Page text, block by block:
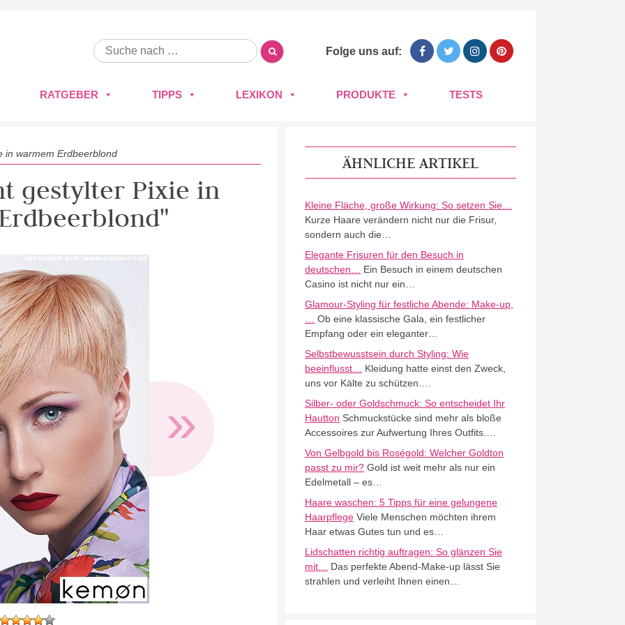
Folge uns auf:
RATGEBER TIPPS LEXIKON PRODUKTE TESTS
in warmem Erdbeerblond
gestylter Pixie in
»
ÄHNLICHE ARTIKEL
Kleine Fläche, große Wirkung: So setzen Sie…
Kurze Haare verändern nicht nur die Frisur,
sondern auch die…
Elegante Frisuren für den Besuch in
deutschen…
Ein Besuch in einem deutschen
Casino ist nicht nur ein…
Glamour-Styling für festliche Abende: Make-up,
Ob eine klassische Gala, ein festlicher
Empfang oder ein eleganter…
Selbstbewusstsein durch Styling: Wie
beeinflusst…
Kleidung hatte einst den Zweck,
uns vor Kälte zu schützen.…
Silber- oder Goldschmuck: So entscheidet Ihr
Hautton Schmuckstücke sind mehr als bloße
Accessoires zur Aufwertung Ihres Outfits.…
Von Gelbgold bis Roségold: Welcher Goldton
passt zu mir?Gold ist weit mehr als nur ein
Edelmetall – es…
Haare waschen: 5 Tipps für eine gelungene
HaarpflegeViele Menschen möchten ihrem
Haar etwas Gutes tun und es…
Lidschatten richtig auftragen: So glänzen Sie
mit…
Das perfekte Abend-Make-up lässt Sie
strahlen und verleiht Ihnen einen…